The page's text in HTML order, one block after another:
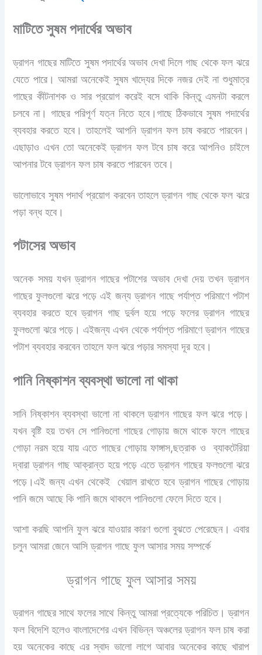
মাটিতে সুষম পদার্থের অভাব
ড্রাগন গাছের মাটিতে সুষম পদার্থের অভাব দেখা দিলে গাছ থেকে ফল ঝরে
যেতে পারে। আমরা অনেকেই সুষম খাদ্যের দিকে নজর দেই না শুধুমাত্র
গাছের কীটনাশক ও সার প্রয়োগ করেই বসে থাকি কিন্তু এমনটা করলে
চলবে না। গাছের পরিপূর্ণ যত্ন নিতে হবে।গাছে ঠিকভাবে সুষম পদার্থের
ব্যবহার করতে হবে। তাহলেই আপনি ড্রাগন ফল চাষ করতে পারবেন।
এছাড়াও এখন তো অনেকেই ড্রাগন ফল টবে চাষ করে আপনিও চাইলে
আপনার টবে ড্রাগন ফল চাষ করতে পারবেন তবে।
ভালোভাবে সুষম পদার্থ প্রয়োগ করবেন তাহলে ড্রাগন গাছ থেকে ফল ঝরে
পড়া বন্ধ হবে।
পটাসের অভাব
অনেক সময় যখন ড্রাগন গাছের পটাশের অভাব দেখা দেয় তখন ড্রাগন
গাছের ফুলগুলো ঝরে পড়ে এই জন্য ড্রাগন গাছে পর্যাপ্ত পরিমাণে পটাশ
ব্যবহার করতে হবে ড্রাগন গাছ দুর্বল হয়ে পড়ে ফলের ড্রাগন গাছের
ফুলগুলো ঝরে পড়ে। এইজন্য এখন থেকে পর্যাপ্ত পরিমাণে ড্রাগন গাছের
পটাশ ব্যবহার করবেন তাহলে ফল ঝরে পড়ার সমস্যা দূর হবে।
পানি নিষ্কাশন ব্যবস্থা ভালো না থাকা
সানি নিষ্কাশন ব্যবস্থা ভালো না থাকলে ড্রাগন গাছের ফল ঝরে পড়ে।
যখন বৃষ্টি হয় তখন সে পানিগুলো গাছের গোড়ায় জমে থাকে ফলে গাছের
গোড়া নরম হয়ে যায় এতে গাছের গোড়ায় ফাঙ্গাস,ছত্রাক ও ব্যাকটেরিয়া
দ্বারা ড্রাগন গাছ আক্রান্ত হয়ে পড়ে এতে ড্রাগন গাছের ফলগুলো ঝরে
পড়ে।এই জন্য এখন থেকেই খেয়াল রাখতে হবে ড্রাগন গাছের গোড়ায়
পানি জমে আছে কি পানি জমে থাকলে পানিগুলো ফেলে দিতে হবে।
আশা করছি আপনি ফুল ঝরে যাওয়ার কারণ গুলো বুঝতে পেরেছেন। এবার
চলুন আমরা জেনে আসি ড্রাগন গাছে ফুল আসার সময় সম্পর্কে
ড্রাগন গাছে ফুল আসার সময়
ড্রাগন গাছের সাথে ফলের সাথে কিন্তু আমরা প্রত্যেকে পরিচিত। ড্রাগন
ফল বিদেশি হলেও বাংলাদেশের এখন বিভিন্ন অঞ্চলের ড্রাগন ফল চাষ করা
হয় অনেকের কাছে এর স্বাদ ভালো লাগে আবার অনেকের কাছে খারাপ